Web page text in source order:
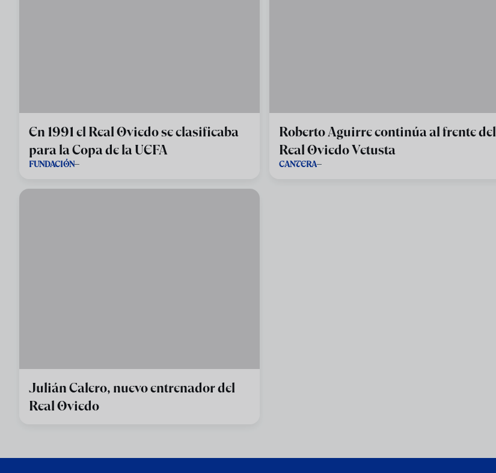
En 1991 el Real Oviedo se clasificaba
para la Copa de la UEFA
FUNDACIÓN
Roberto Aguirre continúa al frente del
Real Oviedo Vetusta
CANTERA
Julián Calero, nuevo entrenador del
Real Oviedo